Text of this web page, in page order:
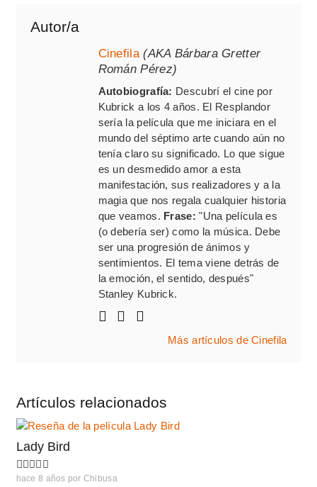
Autor/a
Cinefila (AKA Bárbara Gretter
Román Pérez)
Autobiografía: Descubrí el cine por
Kubrick a los 4 años. El Resplandor
sería la película que me iniciara en el
mundo del séptimo arte cuando aún no
tenía claro su significado. Lo que sigue
es un desmedido amor a esta
manifestación, sus realizadores y a la
magia que nos regala cualquier historia
que veamos. Frase: "Una película es
(o debería ser) como la música. Debe
ser una progresión de ánimos y
sentimientos. El tema viene detrás de
la emoción, el sentido, después"
Stanley Kubrick.
Más artículos de Cinefila
Artículos relacionados
Lady Bird
hace 8 años por Chibusa